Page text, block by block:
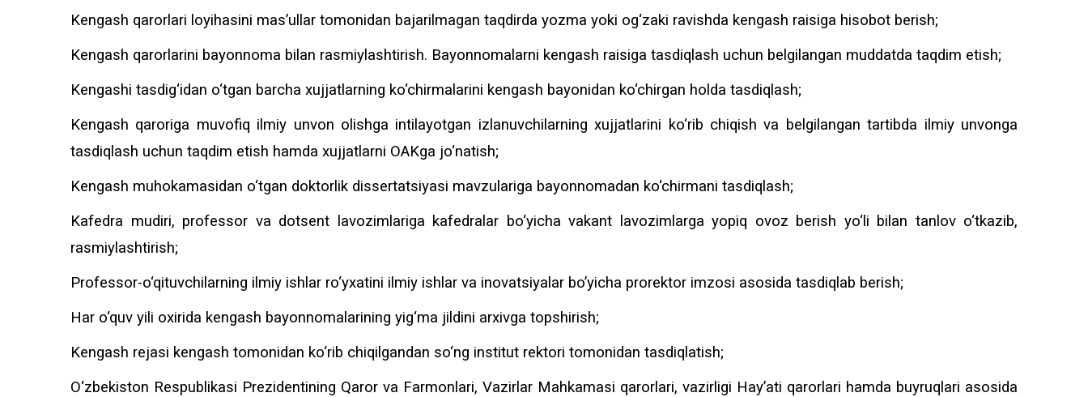
Kengash qarorlari loyihasini mas’ullar tomonidan bajarilmagan taqdirda yozma yoki og‘zaki ravishda kengash raisiga hisobot berish;
Kengash qarorlarini bayonnoma bilan rasmiylashtirish. Bayonnomalarni kengash raisiga tasdiqlash uchun belgilangan muddatda taqdim etish;
Kengashi tasdig‘idan o‘tgan barcha xujjatlarning ko‘chirmalarini kengash bayonidan ko‘chirgan holda tasdiqlash;
Kengash qaroriga muvofiq ilmiy unvon olishga intilayotgan izlanuvchilarning xujjatlarini ko‘rib chiqish va belgilangan tartibda ilmiy unvonga
tasdiqlash uchun taqdim etish hamda xujjatlarni OAKga jo‘natish;
Kengash muhokamasidan o‘tgan doktorlik dissertatsiyasi mavzulariga bayonnomadan ko‘chirmani tasdiqlash;
Kafedra mudiri, professor va dotsent lavozimlariga kafedralar bo‘yicha vakant lavozimlarga yopiq ovoz berish yo‘li bilan tanlov o‘tkazib,
rasmiylashtirish;
Professor-o‘qituvchilarning ilmiy ishlar ro‘yxatini ilmiy ishlar va inovatsiyalar bo’yicha prorektor imzosi asosida tasdiqlab berish;
Har o‘quv yili oxirida kengash bayonnomalarining yig‘ma jildini arxivga topshirish;
Kengash rejasi kengash tomonidan ko‘rib chiqilgandan so‘ng institut rektori tomonidan tasdiqlatish;
O‘zbekiston Respublikasi Prezidentining Qaror va Farmonlari, Vazirlar Mahkamasi qarorlari, vazirligi Hay’ati qarorlari hamda buyruqlari asosida